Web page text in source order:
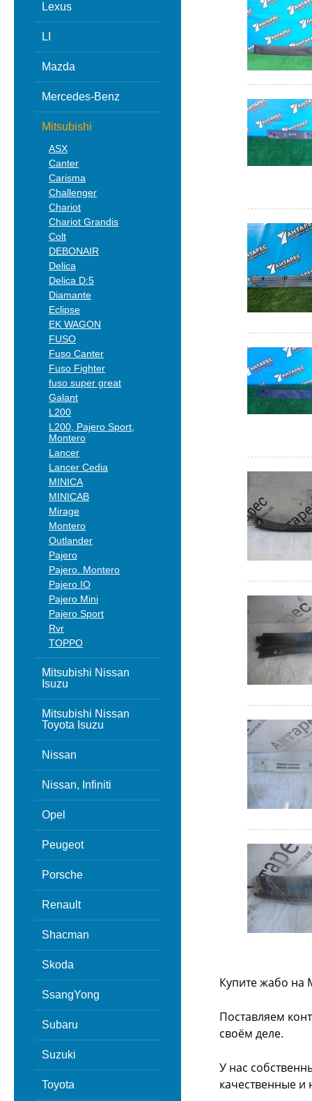
Lexus
LI
Mazda
Mercedes-Benz
Mitsubishi
ASX
Canter
Carisma
Challenger
Chariot
Chariot Grandis
Colt
DEBONAIR
Delica
Delica D:5
Diamante
Eclipse
EK WAGON
FUSO
Fuso Canter
Fuso Fighter
fuso super great
Galant
L200
L200, Pajero Sport,
Montero
Lancer
Lancer Cedia
MINICA
MINICAB
Mirage
Montero
Outlander
Pajero
Pajero. Montero
Pajero IO
Pajero Mini
Pajero Sport
Rvr
TOPPO
Mitsubishi Nissan
Isuzu
Mitsubishi Nissan
Toyota Isuzu
Nissan
Nissan, Infiniti
Opel
Peugeot
Porsche
Renault
Shacman
Skoda
SsangYong
Subaru
Suzuki
Toyota
Купите жабо на
Поставляем
своём деле.
У нас
качественные и